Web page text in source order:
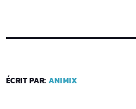
ÉCRIT PAR: ANIMIX